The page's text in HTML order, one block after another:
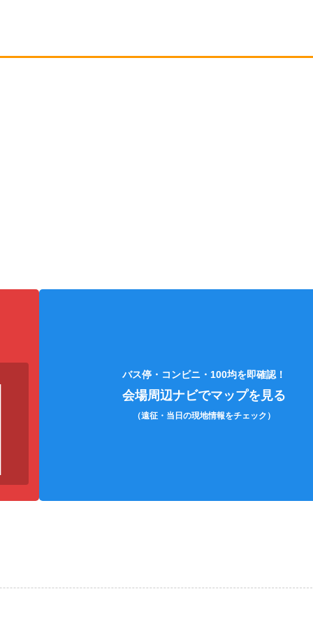
各種充電コード
バス停・コンビニ・100均を即確認！
会場周辺ナビでマップを見る
（遠征・当日の現地情報をチェック）